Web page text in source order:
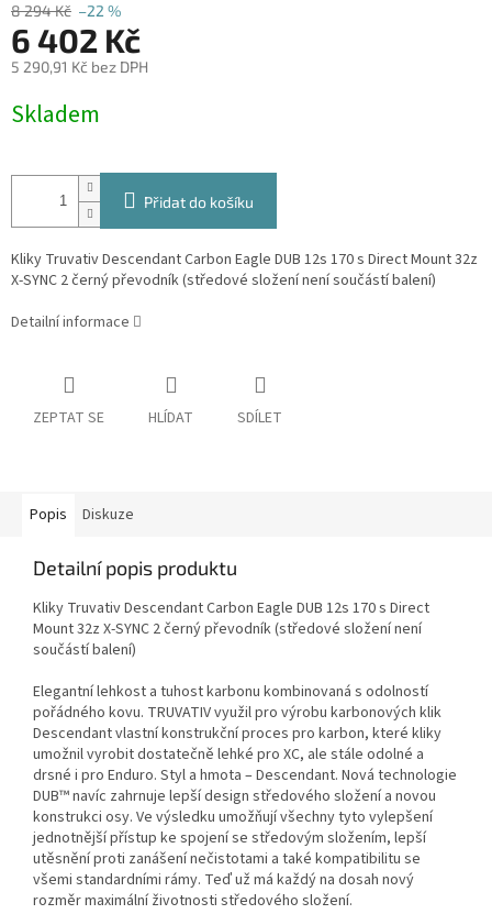
8 294 Kč –22 %
6 402 Kč
5 290,91 Kč bez DPH
cena:
Skladem
Přidat do košíku
Kliky Truvativ Descendant Carbon Eagle DUB 12s 170 s Direct Mount 32z
X-SYNC 2 černý převodník (středové složení není součástí balení)
Detailní informace
ZEPTAT SE HLÍDAT SDÍLET
Popis Diskuze
Detailní popis produktu
Kliky Truvativ Descendant Carbon Eagle DUB 12s 170 s Direct
Mount 32z X-SYNC 2 černý převodník (středové složení není
součástí balení)
Elegantní lehkost a tuhost karbonu kombinovaná s odolností
pořádného kovu. TRUVATIV využil pro výrobu karbonových klik
Descendant vlastní konstrukční proces pro karbon, které kliky
umožnil vyrobit dostatečně lehké pro XC, ale stále odolné a
drsné i pro Enduro. Styl a hmota – Descendant. Nová technologie
DUB™ navíc zahrnuje lepší design středového složení a novou
konstrukci osy. Ve výsledku umožňují všechny tyto vylepšení
jednotnější přístup ke spojení se středovým složením, lepší
utěsnění proti zanášení nečistotami a také kompatibilitu se
všemi standardními rámy. Teď už má každý na dosah nový
rozměr maximální životnosti středového složení.